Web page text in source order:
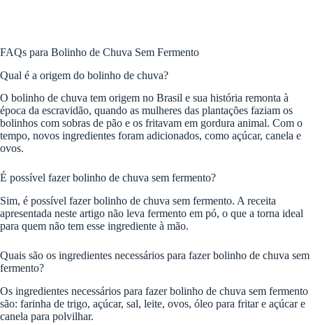
FAQs para Bolinho de Chuva Sem Fermento
Qual é a origem do bolinho de chuva?
O bolinho de chuva tem origem no Brasil e sua história remonta à
época da escravidão, quando as mulheres das plantações faziam os
bolinhos com sobras de pão e os fritavam em gordura animal. Com o
tempo, novos ingredientes foram adicionados, como açúcar, canela e
ovos.
É possível fazer bolinho de chuva sem fermento?
Sim, é possível fazer bolinho de chuva sem fermento. A receita
apresentada neste artigo não leva fermento em pó, o que a torna ideal
para quem não tem esse ingrediente à mão.
Quais são os ingredientes necessários para fazer bolinho de chuva sem
fermento?
Os ingredientes necessários para fazer bolinho de chuva sem fermento
são: farinha de trigo, açúcar, sal, leite, ovos, óleo para fritar e açúcar e
canela para polvilhar.